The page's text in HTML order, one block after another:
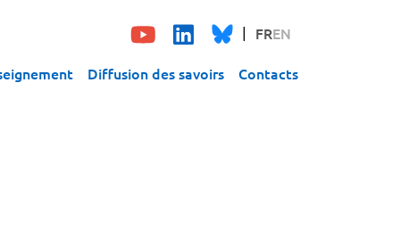
FREN
Diffusion des savoirs Contacts